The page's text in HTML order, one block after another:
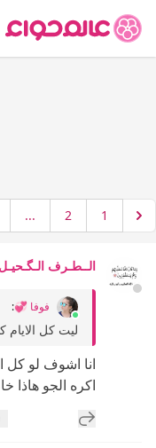
1
2
...
الــطـرف
فوفا 💞:
ليت كل الايام
انا اشوف لو كل
اكره الجو هاذا
إضافة رد جديد